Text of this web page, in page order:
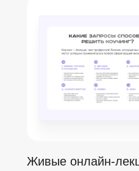
Живые онлайн-